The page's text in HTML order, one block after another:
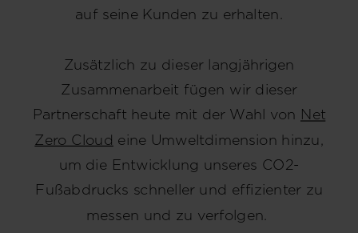
auf seine Kunden zu erhalten.
Zusätzlich zu dieser langjährigen
Zusammenarbeit fügen wir dieser
Partnerschaft heute mit der Wahl von Net
Zero Cloud eine Umweltdimension hinzu,
um die Entwicklung unseres CO2-
Fußabdrucks schneller und effizienter zu
messen und zu verfolgen.